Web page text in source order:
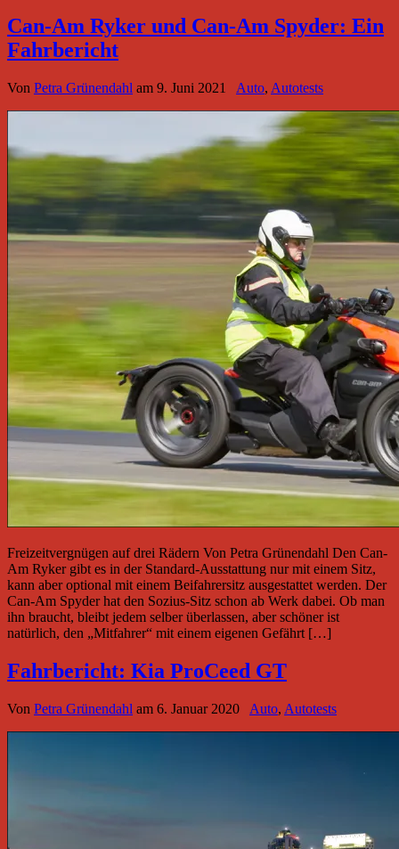
Can-Am Ryker und Can-Am Spyder: Ein
Fahrbericht
Von Petra Grünendahl am 9. Juni 2021 Auto, Autotests
Freizeitvergnügen auf drei Rädern Von Petra Grünendahl Den Can-
Am Ryker gibt es in der Standard-Ausstattung nur mit einem Sitz,
kann aber optional mit einem Beifahrersitz ausgestattet werden. Der
Can-Am Spyder hat den Sozius-Sitz schon ab Werk dabei. Ob man
ihn braucht, bleibt jedem selber überlassen, aber schöner ist
natürlich, den „Mitfahrer“ mit einem eigenen Gefährt […]
Fahrbericht: Kia ProCeed GT
Von Petra Grünendahl am 6. Januar 2020 Auto, Autotests